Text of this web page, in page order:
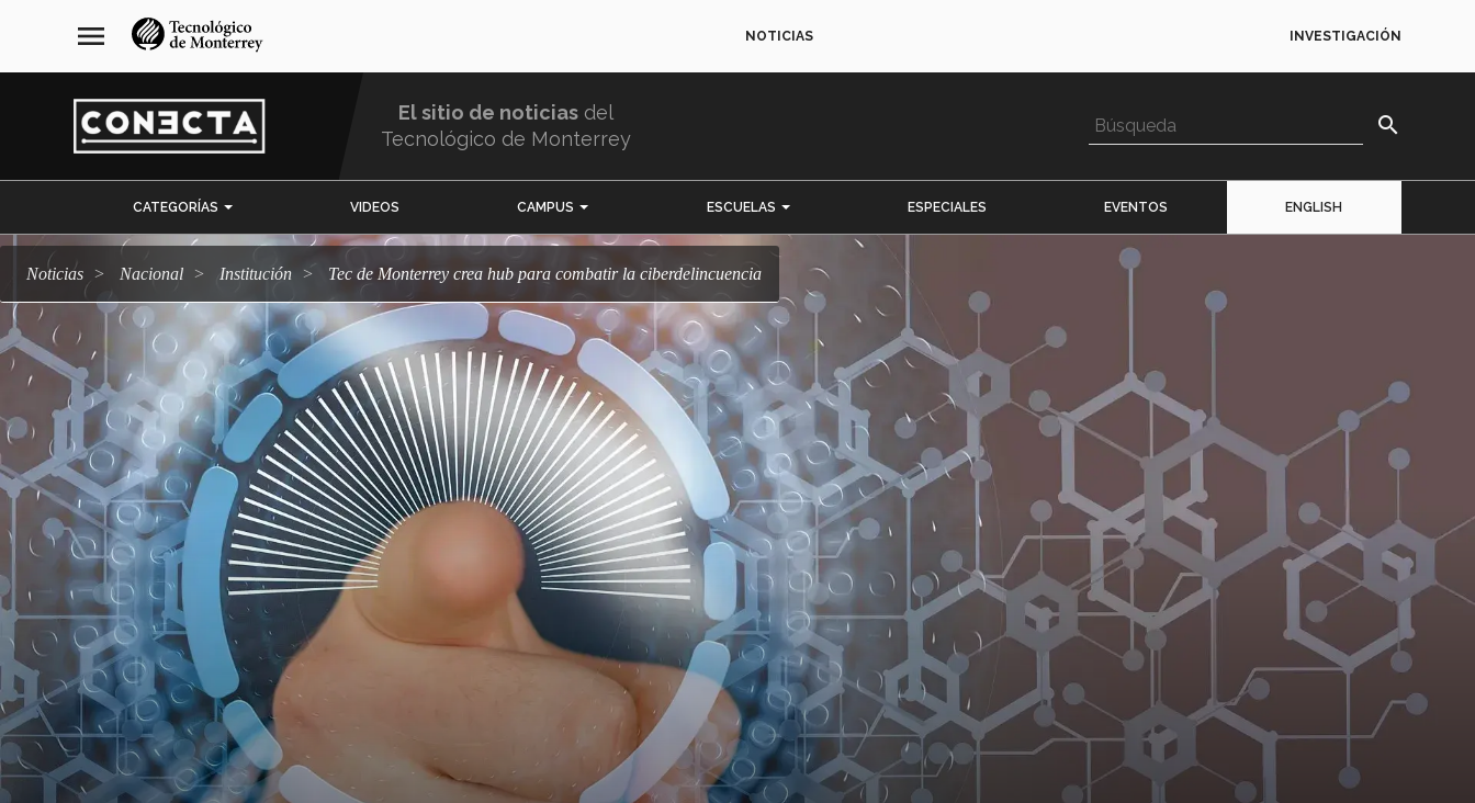
navegación
principal
menu NOTICIAS INVESTIGACIÓN
El sitio de noticias del
Tecnológico de Monterrey
search
CATEGORÍAS VIDEOS CAMPUS ESCUELAS ESPECIALES EVENTOS ENGLISH
Noticias Nacional Institución Tec de Monterrey crea hub para combatir la ciberdelincuencia